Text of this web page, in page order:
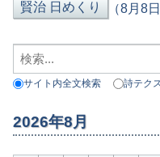
（8月8日
サイト内全文検索 詩テク
2026年8月